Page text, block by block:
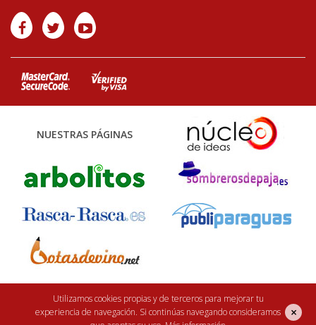
Utilizamos cookies propias y de terceros para mejorar tu
experiencia de navegación. Si continúas navegando consideramos
×
NUESTRAS PÁGINAS
Finca Casarejo 2026. Núcleo Zoológico: 122CC0001. Desarrollo web:
<Rebuilding ideas/>